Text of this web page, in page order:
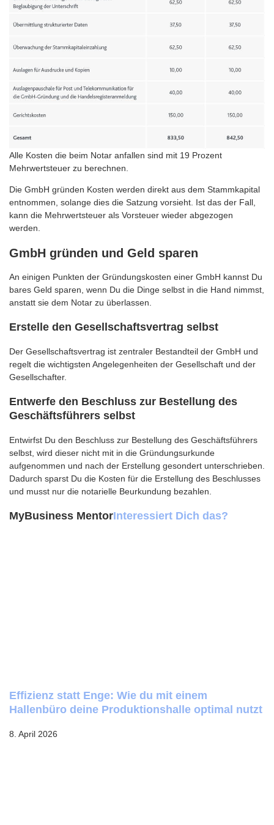
Alle Kosten die beim Notar anfallen sind mit 19 Prozent
Mehrwertsteuer zu berechnen.
Die GmbH gründen Kosten werden direkt aus dem Stammkapital
entnommen, solange dies die Satzung vorsieht. Ist das der Fall,
kann die Mehrwertsteuer als Vorsteuer wieder abgezogen
werden.
GmbH gründen und Geld sparen
An einigen Punkten der Gründungskosten einer GmbH kannst Du
bares Geld sparen, wenn Du die Dinge selbst in die Hand nimmst,
anstatt sie dem Notar zu überlassen.
Erstelle den Gesellschaftsvertrag selbst
Der Gesellschaftsvertrag ist zentraler Bestandteil der GmbH und
regelt die wichtigsten Angelegenheiten der Gesellschaft und der
Gesellschafter.
Entwerfe den Beschluss zur Bestellung des
Geschäftsführers selbst
Entwirfst Du den Beschluss zur Bestellung des Geschäftsführers
selbst, wird dieser nicht mit in die Gründungsurkunde
aufgenommen und nach der Erstellung gesondert unterschrieben.
Dadurch sparst Du die Kosten für die Erstellung des Beschlusses
und musst nur die notarielle Beurkundung bezahlen.
MyBusiness MentorInteressiert Dich das?
Effizienz statt Enge: Wie du mit einem
Hallenbüro deine Produktionshalle optimal nutzt
8. April 2026